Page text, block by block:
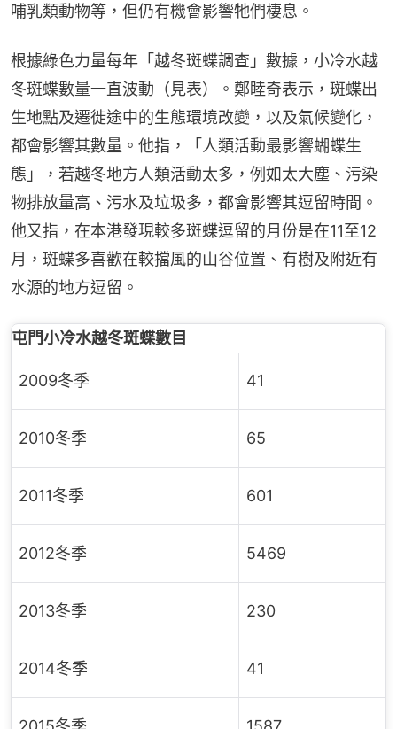
哺乳類動物等，但仍有機會影響牠們棲息。
根據綠色力量每年「越冬斑蝶調查」數據，小冷水越
冬斑蝶數量一直波動（見表）。鄭睦奇表示，斑蝶出
生地點及遷徙途中的生態環境改變，以及氣候變化，
都會影響其數量。他指，「人類活動最影響蝴蝶生
態」，若越冬地方人類活動太多，例如太大塵、污染
物排放量高、污水及垃圾多，都會影響其逗留時間。
他又指，在本港發現較多斑蝶逗留的月份是在11至12
月，斑蝶多喜歡在較擋風的山谷位置、有樹及附近有
水源的地方逗留。
屯門小冷水越冬斑蝶數目
2009冬季 41
2010冬季 65
2011冬季 601
2012冬季 5469
2013冬季 230
2014冬季 41